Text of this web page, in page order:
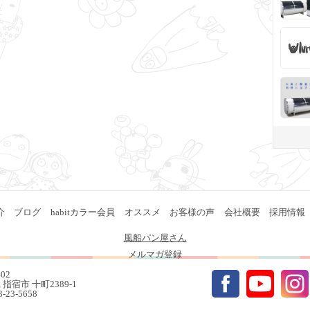
ブログ habitカラー会員 オススメ お客様の声 会社概要 採用情報
メルマガ登録
風船パン屋さん
宿市 十町2389-1
23-5658